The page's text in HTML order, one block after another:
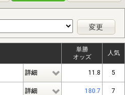
変更
単勝
オッズ
人気
詳細 11.8 5
詳細 180.7 7